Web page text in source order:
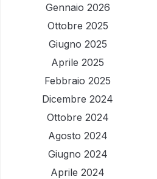
Gennaio 2026
Ottobre 2025
Giugno 2025
Aprile 2025
Febbraio 2025
Dicembre 2024
Ottobre 2024
Agosto 2024
Giugno 2024
Aprile 2024